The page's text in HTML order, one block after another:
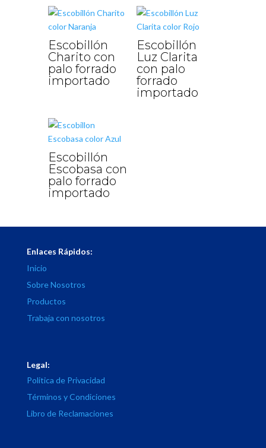
Escobillón
Charito con
palo forrado
importado
Escobillón
Luz Clarita
con palo
forrado
importado
Escobillón
Escobasa con
palo forrado
importado
Enlaces Rápidos:
Inicio
Sobre Nosotros
Productos
Trabaja con nosotros
Legal:
Politica de Privacidad
Términos y Condiciones
Libro de Reclamaciones